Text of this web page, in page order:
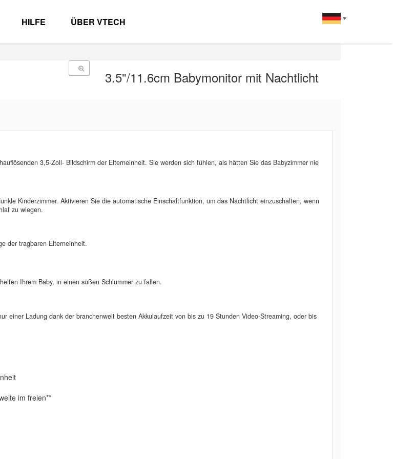
HILFE ÜBER VTECH
3.5"/11.6cm Babymonitor mit Nachtlicht
3,5-Zoll- Bildschirm der Elterneinheit. Sie werden sich fühlen, als hätten Sie das Babyzimmer nie
Kinderzimmer. Aktivieren Sie die automatische Einschaltfunktion, um das Nachtlicht einzuschalten, wenn
zu wiegen.
der tragbaren Elterneinheit.
Ihrem Baby, in einen süßen Schlummer zu fallen.
einer Ladung dank der branchenweit besten Akkulaufzeit von bis zu 19 Stunden Video-Streaming, oder bis
im freien**